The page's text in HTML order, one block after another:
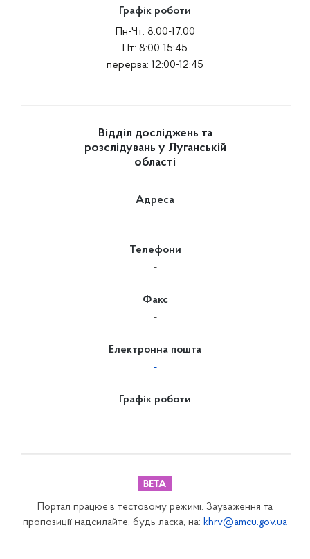
Графік роботи
Пн-Чт: 8:00-17:00
Пт: 8:00-15:45
перерва: 12:00-12:45
Відділ досліджень та
розслідувань у Луганській
області
Адреса
-
Телефони
-
Факс
-
Електронна пошта
-
Графік роботи
-
Портал працює в тестовому режимі. Зауваження та
пропозиції надсилайте, будь ласка, на: khrv@amcu.gov.ua